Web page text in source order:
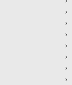
›
›
›
›
›
›
›